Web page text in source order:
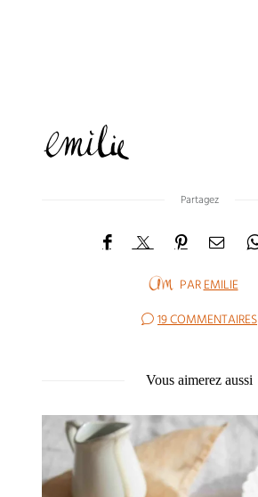
Partagez
PAREMILIE
19 COMMENTAIRES
Vous aimerez aussi